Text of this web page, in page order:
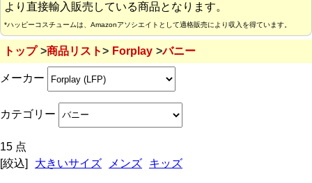
より直接輸入販売している商品となります。
*ハッピーコスチュームは、Amazonアソシエイトとして適格販売により収入を得ています。
トップ 商品リスト Forplay バニー
メーカー
カテゴリー
15 点
[絞込]
大きいサイズ メンズ キッズ